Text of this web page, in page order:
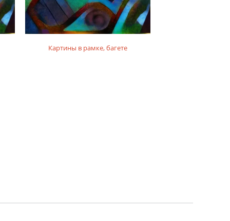
Картины в рамке, багете